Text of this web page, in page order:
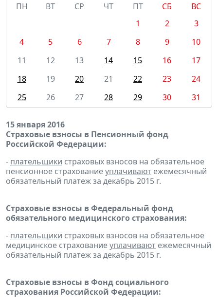
ПН
ВТ СР ЧТ ПТ СБ
ВС
1
2
3
4
5 6 7 8 9
10
11
12 13 14 15 16
17
18
19 20 21 22 23
24
25
26 27 28 29 30 31
15 января 2016
Страховые взносы в Пенсионный фонд
Российской Федерации:
- плательщики страховых взносов на обязательное
пенсионное страхованиеуплачивают ежемесячный
обязательный платеж за декабрь 2015 г.
Страховые взносы в Федеральный фонд
обязательного медицинского страхования:
- плательщики страховых взносов на обязательное
медицинское страхованиеуплачивают ежемесячный
обязательный платеж за декабрь 2015 г.
Страховые взносы в Фонд социального
страхования Российской Федерации: